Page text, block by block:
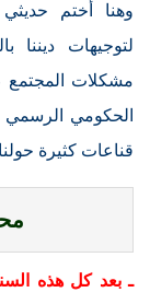
وهنا أختم
لتوجيهات
مشكلات المجتمع
الحكومي الرسمي
قناعات كثيرة
ـ بعد كل هذه